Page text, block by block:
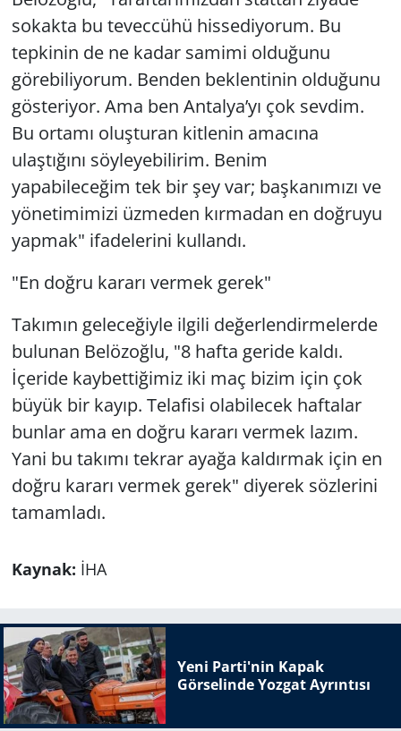
sokakta bu teveccühü hissediyorum. Bu
tepkinin de ne kadar samimi olduğunu
görebiliyorum. Benden beklentinin olduğunu
gösteriyor. Ama ben Antalya’yı çok sevdim.
Bu ortamı oluşturan kitlenin amacına
ulaştığını söyleyebilirim. Benim
yapabileceğim tek bir şey var; başkanımızı ve
yönetimimizi üzmeden kırmadan en doğruyu
yapmak" ifadelerini kullandı.
"En doğru kararı vermek gerek"
Takımın geleceğiyle ilgili değerlendirmelerde
bulunan Belözoğlu, "8 hafta geride kaldı.
İçeride kaybettiğimiz iki maç bizim için çok
büyük bir kayıp. Telafisi olabilecek haftalar
bunlar ama en doğru kararı vermek lazım.
Yani bu takımı tekrar ayağa kaldırmak için en
doğru kararı vermek gerek" diyerek sözlerini
tamamladı.
Kaynak: İHA
Yeni Parti'nin Kapak
Görselinde Yozgat Ayrıntısı